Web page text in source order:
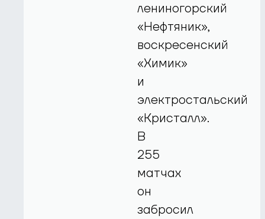
лениногорский
«Нефтяник»,
воскресенский
«Химик»
и
электростальский
«Кристалл».
В
255
матчах
он
забросил